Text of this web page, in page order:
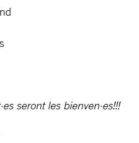
seront les bienven·es!!!